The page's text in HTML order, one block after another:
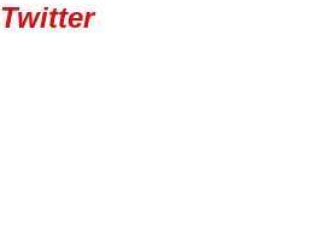
Twitter